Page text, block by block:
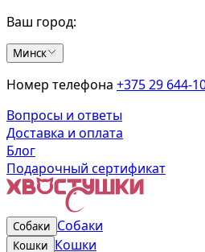
Ваш город:
Минск
Номер телефона +375 29 644-
Вопросы и ответы
Доставка и оплата
Блог
Подарочный сертификат
Собаки Собаки
Кошки Кошки